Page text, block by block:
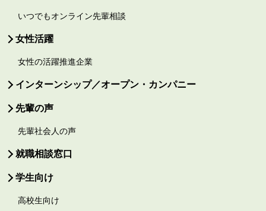
いつでもオンライン先輩相談
女性活躍
女性の活躍推進企業
インターンシップ／オープン・カンパニー
先輩の声
先輩社会人の声
就職相談窓口
学生向け
高校生向け